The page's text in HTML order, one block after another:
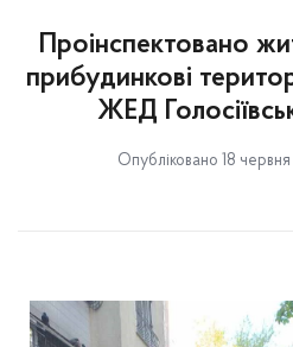
Проінспектовано
прибудинкові
ЖЕД
Опубліковано 18